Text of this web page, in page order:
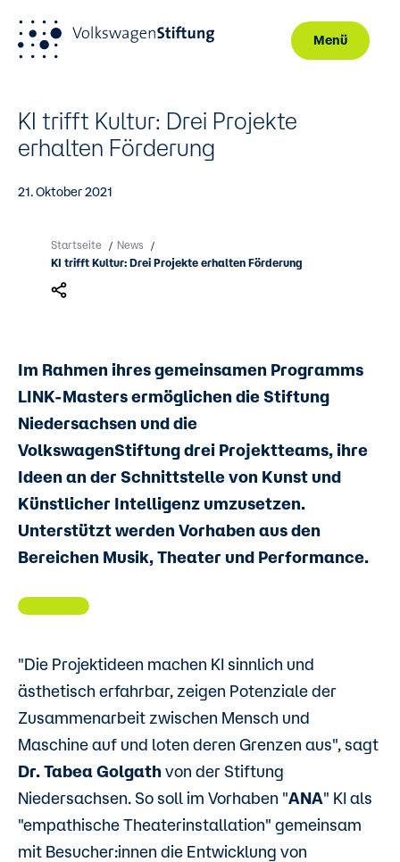
Menü
KI trifft Kultur: Drei Projekte
erhalten Förderung
21. Oktober 2021
Startseite / News /
KI trifft Kultur: Drei Projekte erhalten Förderung
Im Rahmen ihres gemeinsamen Programms
LINK-Masters ermöglichen die Stiftung
Niedersachsen und die
VolkswagenStiftung drei Projektteams, ihre
Ideen an der Schnittstelle von Kunst und
Künstlicher Intelligenz umzusetzen.
Unterstützt werden Vorhaben aus den
Bereichen Musik, Theater und Performance.
"Die Projektideen machen KI sinnlich und
ästhetisch erfahrbar, zeigen Potenziale der
Zusammenarbeit zwischen Mensch und
Maschine auf und loten deren Grenzen aus", sagt
Dr. Tabea Golgath von der Stiftung
Niedersachsen. So soll im Vorhaben "ANA" KI als
"empathische Theaterinstallation" gemeinsam
mit Besucher:innen die Entwicklung von